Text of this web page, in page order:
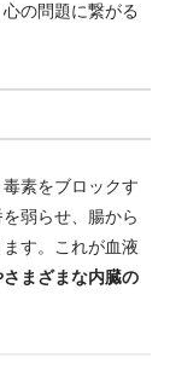
の問題に繋がる
素をブロックす
弱らせ、腸から
す。これが血液
まざまな内臓の